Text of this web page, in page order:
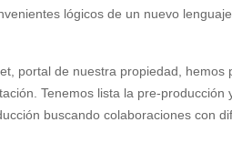
lógicos de un nuevo
portal de nuestra propiedad,
Tenemos lista la pre-producción
buscando colaboraciones con